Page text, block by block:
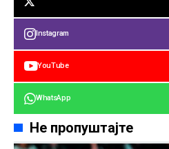
Instagram
YouTube
WhatsApp
Не пропуштајте